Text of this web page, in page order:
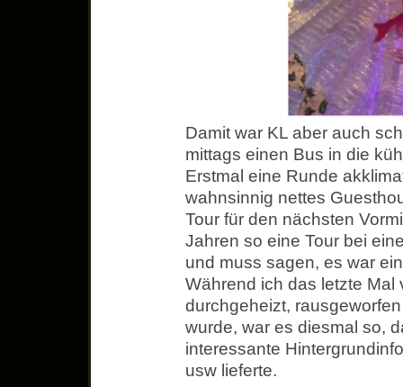
Damit war KL aber auch
mittags einen Bus in die
Erstmal eine Runde
wahnsinnig nettes
Tour für den nächsten
Jahren so eine Tour bei
und muss sagen, es war
Während ich das letzte Mal
durchgeheizt,
wurde, war es diesmal so,
interessante
usw lieferte.